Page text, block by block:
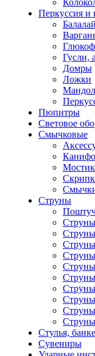
Перкуссия и
Гусли,
Домры
Ложки
Пюпитры
Световое
Смычковые
Струны
Струны
Струны
Струны
Струны
Струны
Струны
Стулья,
Сувениры